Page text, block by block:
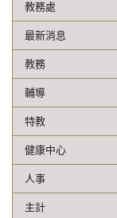
教務處
最新消息
教務
輔導
特教
健康中心
人事
主計